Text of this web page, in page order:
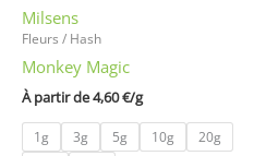
Milsens
Fleurs / Hash
Monkey Magic
À partir de 4,60€/g
1g 3g 5g 10g
20g
du
produit